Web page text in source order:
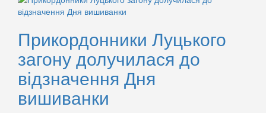
Прикордонники Луцького
загону долучилася до
відзначення Дня
вишиванки